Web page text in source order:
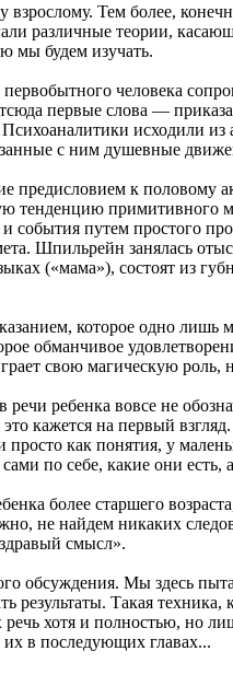
Тем более,
различные теории,
мы будем изучать.
человека
первые слова —
исходили
с ним душевные
к половому
примитивного
путем простого
Шпильрейн занялась
(«мама»), состоят из
которое одно
обманчивое
свою магическую роль,
ребенка вовсе не
кажется на первый
как понятия, у
по себе, какие они
более старшего
не найдем никаких
смысл».
обсуждения. Мы здесь
Такая
хотя и полностью, но
их в последующих главах...